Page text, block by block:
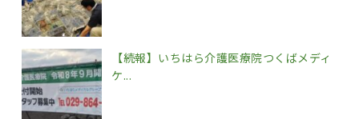
【続報】いちはら介護医療院つくばメディ
ケ...